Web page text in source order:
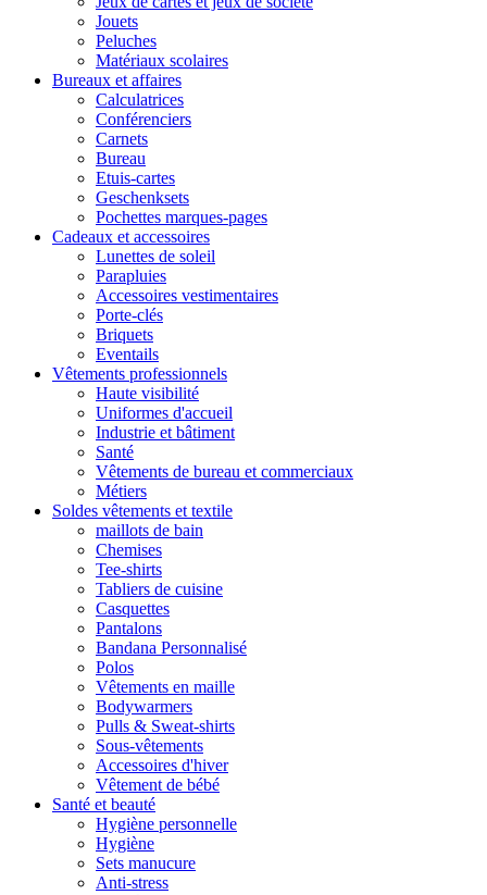
Jouets
Peluches
Matériaux scolaires
Bureaux et affaires
Calculatrices
Conférenciers
Carnets
Bureau
Etuis-cartes
Geschenksets
Pochettes marques-pages
Cadeaux et accessoires
Lunettes de soleil
Parapluies
Accessoires vestimentaires
Porte-clés
Briquets
Eventails
Vêtements professionnels
Haute visibilité
Uniformes d'accueil
Industrie et bâtiment
Santé
Vêtements de bureau et commerciaux
Métiers
Soldes vêtements et textile
maillots de bain
Chemises
Tee-shirts
Tabliers de cuisine
Casquettes
Pantalons
Bandana Personnalisé
Polos
Vêtements en maille
Bodywarmers
Pulls & Sweat-shirts
Sous-vêtements
Accessoires d'hiver
Vêtement de bébé
Santé et beauté
Hygiène personnelle
Hygiène
Sets manucure
Anti-stress